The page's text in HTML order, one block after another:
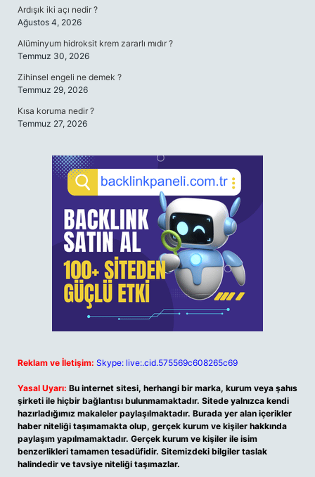
Ardışık iki açı nedir ?
Ağustos 4, 2026
Alüminyum hidroksit krem zararlı mıdır ?
Temmuz 30, 2026
Zihinsel engeli ne demek ?
Temmuz 29, 2026
Kısa koruma nedir ?
Temmuz 27, 2026
Reklam ve İletişim: Skype: live:.cid.575569c608265c69
Yasal Uyarı: Bu internet sitesi, herhangi bir marka, kurum veya şahıs
şirketi ile hiçbir bağlantısı bulunmamaktadır. Sitede yalnızca kendi
hazırladığımız makaleler paylaşılmaktadır. Burada yer alan içerikler
haber niteliği taşımamakta olup, gerçek kurum ve kişiler hakkında
paylaşım yapılmamaktadır. Gerçek kurum ve kişiler ile isim
benzerlikleri tamamen tesadüfidir. Sitemizdeki bilgiler taslak
halindedir ve tavsiye niteliği taşımazlar.